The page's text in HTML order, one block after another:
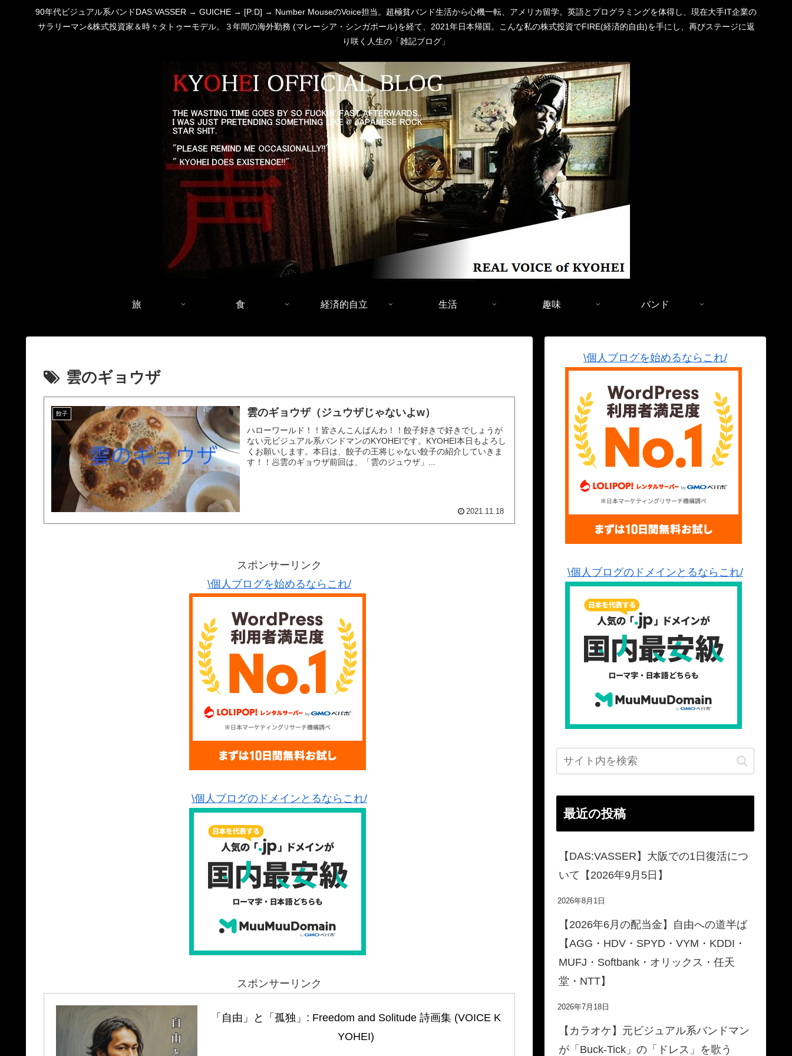
90年代ビジュアル系バンドDAS:VASSER → GUICHE → [P:D] → Number MouseのVoice担当。超極貧バンド生活から心機一転、アメリカ留学。英語とプログラミングを体得し、現在大手IT企業の
サラリーマン&株式投資家＆時々タトゥーモデル。３年間の海外勤務 (マレーシア・シンガポール)を経て、2021年日本帰国。こんな私の株式投資でFIRE(経済的自由)を手にし、再びステージに返
り咲く人生の「雑記ブログ」
旅 食 経済的自立 生活 趣味 バンド
雲のギョウザ
餃子 雲のギョウザ（ジュウザじゃないよw）
ハローワールド！！皆さんこんばんわ！！餃子好きで好きでしょうが
ない元ビジュアル系バンドマンのKYOHEIです。KYOHEI本日もよろし
くお願いします。本日は、餃子の王将じゃない餃子の紹介していきま
す！！🥟雲のギョウザ前回は、「雲のジュウザ」...
2021.11.18
スポンサーリンク
\個人ブログを始めるならこれ/
\個人ブログのドメインとるならこれ/
スポンサーリンク
「自由」と「孤独」: Freedom and Solitude 詩画集 (VOICE K
YOHEI)
\個人ブログを始めるならこれ/
\個人ブログのドメインとるならこれ/
最近の投稿
【DAS:VASSER】大阪での1日復活につ
いて【2026年9月5日】
2026年8月1日
【2026年6月の配当金】自由への道半ば
【AGG・HDV・SPYD・VYM・KDDI・
MUFJ・Softbank・オリックス・任天
堂・NTT】
2026年7月18日
【カラオケ】元ビジュアル系バンドマン
が「Buck-Tick」の「ドレス」を歌う